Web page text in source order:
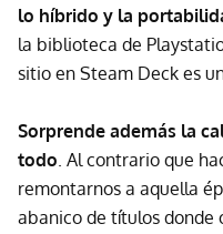
lo híbrido y la
la biblioteca de
sitio en Steam Deck es
Sorprende además la
todo. Al contrario que
remontarnos a aquella
abanico de títulos donde